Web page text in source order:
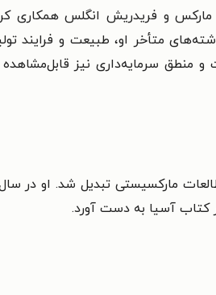
مارکس و فریدریش انگلس همکاری
متأخر او، طبیعت و فرایند
و منطق سرمایه‌داری نیز